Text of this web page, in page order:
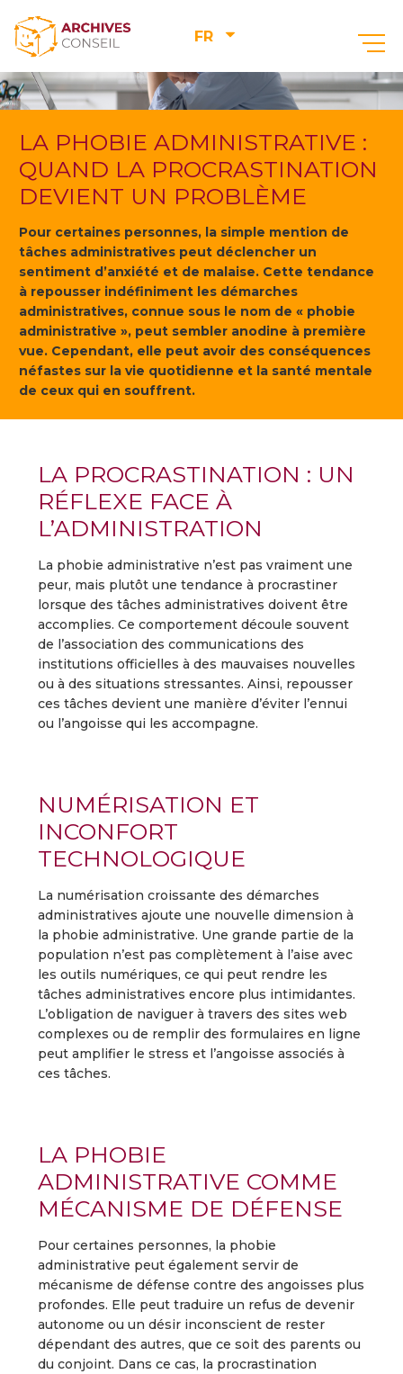
FR
LA PHOBIE ADMINISTRATIVE :
QUAND LA PROCRASTINATION
DEVIENT UN PROBLÈME
Pour certaines personnes, la simple mention de
tâches administratives peut déclencher un
sentiment d’anxiété et de malaise. Cette tendance
à repousser indéfiniment les démarches
administratives, connue sous le nom de « phobie
administrative », peut sembler anodine à première
vue. Cependant, elle peut avoir des conséquences
néfastes sur la vie quotidienne et la santé mentale
de ceux qui en souffrent.
LA PROCRASTINATION : UN
RÉFLEXE FACE À
L’ADMINISTRATION
La phobie administrative n’est pas vraiment une
peur, mais plutôt une tendance à procrastiner
lorsque des tâches administratives doivent être
accomplies. Ce comportement découle souvent
de l’association des communications des
institutions officielles à des mauvaises nouvelles
ou à des situations stressantes. Ainsi, repousser
ces tâches devient une manière d’éviter l’ennui
ou l’angoisse qui les accompagne.
NUMÉRISATION ET
INCONFORT
TECHNOLOGIQUE
La numérisation croissante des démarches
administratives ajoute une nouvelle dimension à
la phobie administrative. Une grande partie de la
population n’est pas complètement à l’aise avec
les outils numériques, ce qui peut rendre les
tâches administratives encore plus intimidantes.
L’obligation de naviguer à travers des sites web
complexes ou de remplir des formulaires en ligne
peut amplifier le stress et l’angoisse associés à
ces tâches.
LA PHOBIE
ADMINISTRATIVE COMME
MÉCANISME DE DÉFENSE
Pour certaines personnes, la phobie
administrative peut également servir de
mécanisme de défense contre des angoisses plus
profondes. Elle peut traduire un refus de devenir
autonome ou un désir inconscient de rester
dépendant des autres, que ce soit des parents ou
du conjoint. Dans ce cas, la procrastination